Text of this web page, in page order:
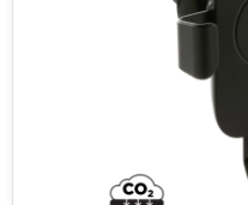
website in het
van klanten voldoet.
Trustindex werkt
websitebezoekers
Trustindex meet